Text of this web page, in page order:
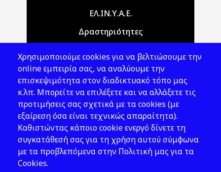
Main navigationΕΛ.ΙΝ.Υ.Α.Ε.
Δραστηριότητες
Νομοθεσία
Εκδόσεις
Νέα - Εκδηλώσεις
Ακολουθήστε μας
Χρησιμοποιούμε cookies για να βελτιώσουμε την
online εμπειρία σας, να αναλύουμε την
επισκεψιμότητα στον διαδικτυακό τόπο μας
κ.λπ. Μπορείτε να επιλέξετε και να αλλάξετε τις
προτιμήσεις σας σχετικά με τα cookies (με
εξαίρεση όσα είναι τεχνικώς απαραίτητα).
Καθιστώντας κάποιο cookie ενεργό δίνετε τη
συγκατάθεσή σας για τη χρήση αυτού σύμφωνα
με τα προβλεπόμενα στην Πολιτική μας για τα
Cookies.